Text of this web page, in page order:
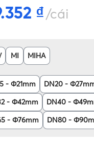
₫ cái
MI MIHA
- Φ21mm DN20 -
- Φ42mm DN40 -
- Φ76mm DN80 -